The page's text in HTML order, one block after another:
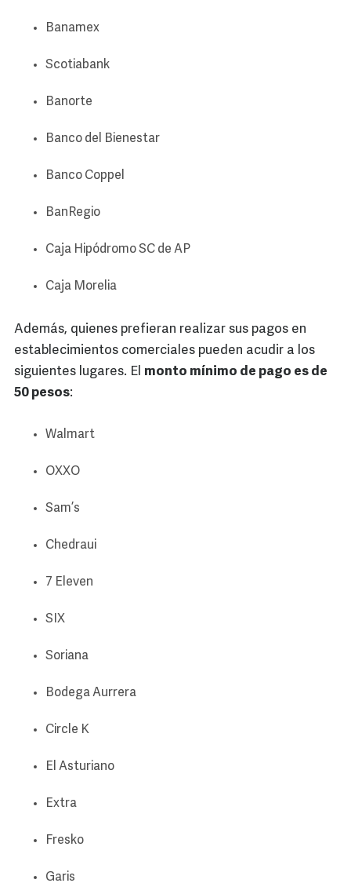
Banamex
Scotiabank
Banorte
Banco del Bienestar
Banco Coppel
BanRegio
Caja Hipódromo SC de AP
Caja Morelia
Además, quienes prefieran realizar sus pagos en
establecimientos comerciales pueden acudir a los
siguientes lugares. El monto mínimo de pago es de
50 pesos:
Walmart
OXXO
Sam’s
Chedraui
7 Eleven
SIX
Soriana
Bodega Aurrera
Circle K
El Asturiano
Extra
Fresko
Garis